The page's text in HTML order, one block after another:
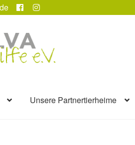
Unsere Partnertierheime